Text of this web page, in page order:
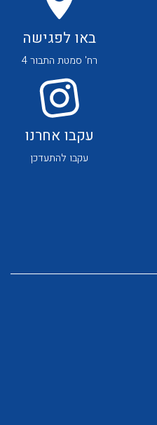
לכל מוצרי היצרן
באו לפגישה
רח' סמטת התבור 4
עקבו אחרנו
עקבו להתעדכן